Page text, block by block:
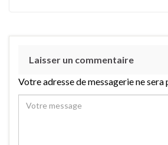
Laisser un commentaire
Votre adresse de messagerie ne sera